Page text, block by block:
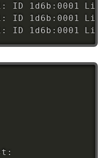
ID 1d6b:0001
ID 1d6b:0001
ID 1d6b:0001
sizes: